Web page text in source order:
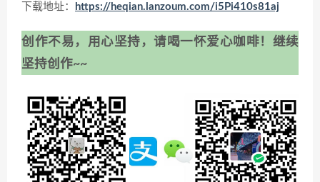
下载地址： https://heqian.lanzoum.com/i5Pi410s81aj
创作不易，用心坚持，请喝一怀爱心咖啡！继续
坚持创作~~